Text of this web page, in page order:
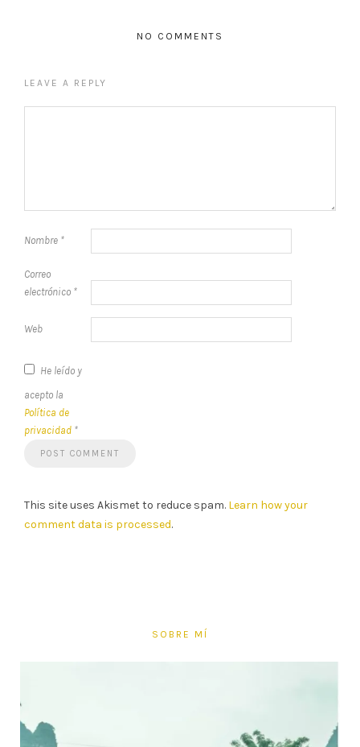
NO COMMENTS
LEAVE A REPLY
Nombre *
Correo
electrónico *
Web
He leído y
acepto la
Política de
privacidad *
This site uses Akismet to reduce spam. Learn how your
comment data is processed.
SOBRE MÍ